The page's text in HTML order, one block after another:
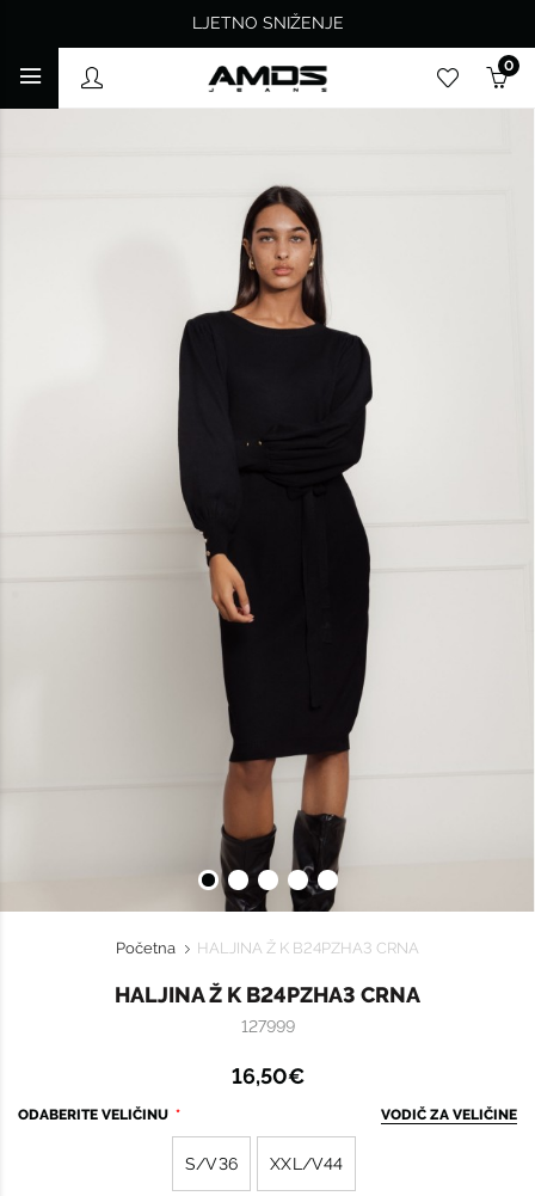
LJETNO SNIŽENJE
0
Početna HALJINA Ž K B24PZHA3 CRNA
HALJINA Ž K B24PZHA3 CRNA
127999
16,50€
ODABERITE VELIČINU VODIČ ZA VELIČINE
S/V36 XXL/V44